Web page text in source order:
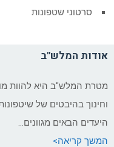
סרטוני שטפונות
אודות המלש"ב
מטרת המלש"ב היא להוות
וחינוך בהיבטים של
היעדים הבאים מגוונים…
המשך קריאה>